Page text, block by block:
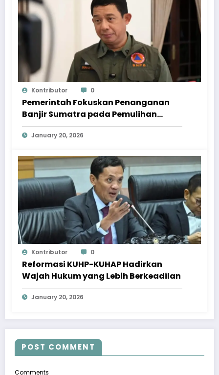
Kontributor 0
Pemerintah Fokuskan Penanganan
Banjir Sumatra pada Pemulihan
Berkelanjutan
January 20, 2026
Kontributor 0
Reformasi KUHP-KUHAP Hadirkan
Wajah Hukum yang Lebih Berkeadilan
January 20, 2026
POST COMMENT
Comments